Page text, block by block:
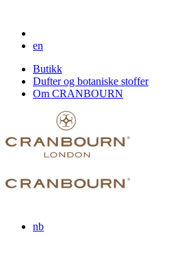
en
Butikk
Dufter og botaniske stoffer
Om CRANBOURN
nb